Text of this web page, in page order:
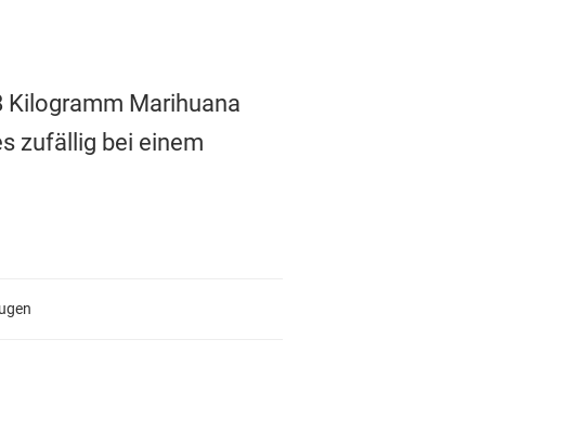
Kilogramm Marihuana
zufällig bei einem